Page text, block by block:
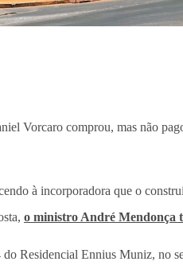
Vorcaro comprou, mas não
à incorporadora que o
o ministro André Mendonça
do Residencial Ennius Muniz, no